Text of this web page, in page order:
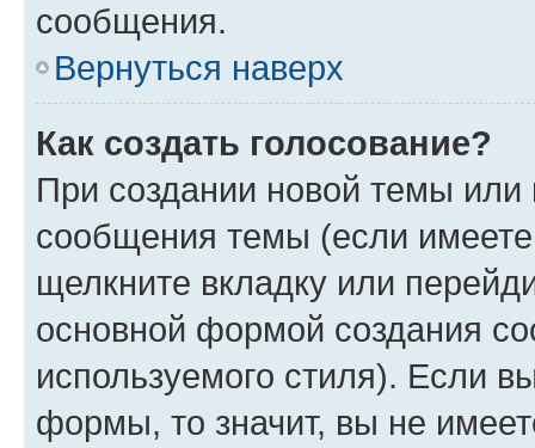
сообщения.
Вернуться наверх
Как создать голосование?
При создании новой темы или
сообщения темы (если
щелкните вкладку или
основной формой создания
используемого стиля). Если
формы, то значит, вы не